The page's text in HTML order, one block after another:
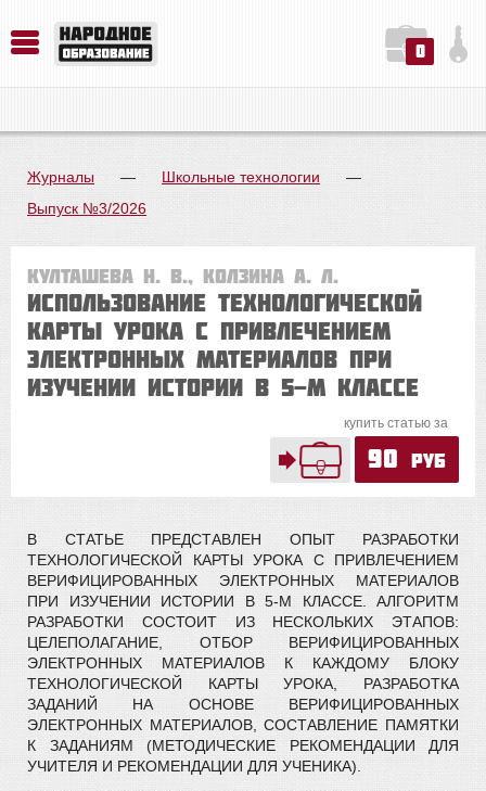
0
Журналы — Школьные технологии
—
Выпуск №3/2026
Култашева Н. В., Колзина А. Л.
Использование технологической
карты урока с привлечением
электронных материалов при
изучении истории в 5-м классе
купить статью за
90 руб
В СТАТЬЕ ПРЕДСТАВЛЕН ОПЫТ РАЗРАБОТКИ
ТЕХНОЛОГИЧЕСКОЙ КАРТЫ УРОКА С ПРИВЛЕЧЕНИЕМ
ВЕРИФИЦИРОВАННЫХ ЭЛЕКТРОННЫХ МАТЕРИАЛОВ
ПРИ ИЗУЧЕНИИ ИСТОРИИ В 5-М КЛАССЕ. АЛГОРИТМ
РАЗРАБОТКИ СОСТОИТ ИЗ НЕСКОЛЬКИХ ЭТАПОВ:
ЦЕЛЕПОЛАГАНИЕ, ОТБОР ВЕРИФИЦИРОВАННЫХ
ЭЛЕКТРОННЫХ МАТЕРИАЛОВ К КАЖДОМУ БЛОКУ
ТЕХНОЛОГИЧЕСКОЙ КАРТЫ УРОКА, РАЗРАБОТКА
ЗАДАНИЙ НА ОСНОВЕ ВЕРИФИЦИРОВАННЫХ
ЭЛЕКТРОННЫХ МАТЕРИАЛОВ, СОСТАВЛЕНИЕ ПАМЯТКИ
К ЗАДАНИЯМ (МЕТОДИЧЕСКИЕ РЕКОМЕНДАЦИИ ДЛЯ
УЧИТЕЛЯ И РЕКОМЕНДАЦИИ ДЛЯ УЧЕНИКА).